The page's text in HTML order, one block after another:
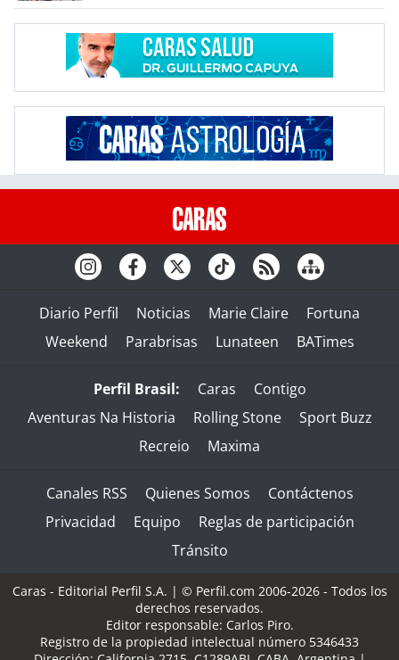
Diario Perfil Noticias Marie Claire
Fortuna
Weekend
Parabrisas Lunateen BATimes
Perfil Brasil: Caras
Contigo
Aventuras Na Historia
Rolling Stone
Sport Buzz
Recreio
Maxima
Canales RSS Quienes Somos
Contáctenos
Privacidad
Equipo
Reglas de participación
Tránsito
Caras - Editorial Perfil S.A. | © Perfil.com 2006-2026 - Todos los
derechos reservados.
Editor responsable: Carlos Piro.
Registro de la propiedad intelectual número 5346433